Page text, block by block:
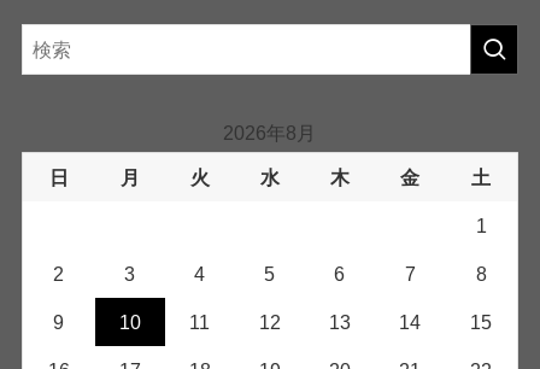
2026年8月
日 月 火 水 木 金 土
1
2 3 4 5 6 7 8
9 10 11 12 13 14 15